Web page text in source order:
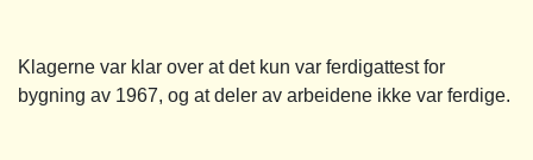
Klagerne var klar over at det kun var ferdigattest for
bygning av 1967, og at deler av arbeidene ikke var ferdige.